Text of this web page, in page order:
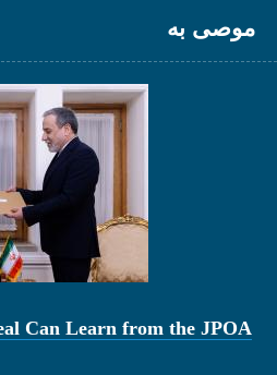
موصى به
Can Learn from the JPOA